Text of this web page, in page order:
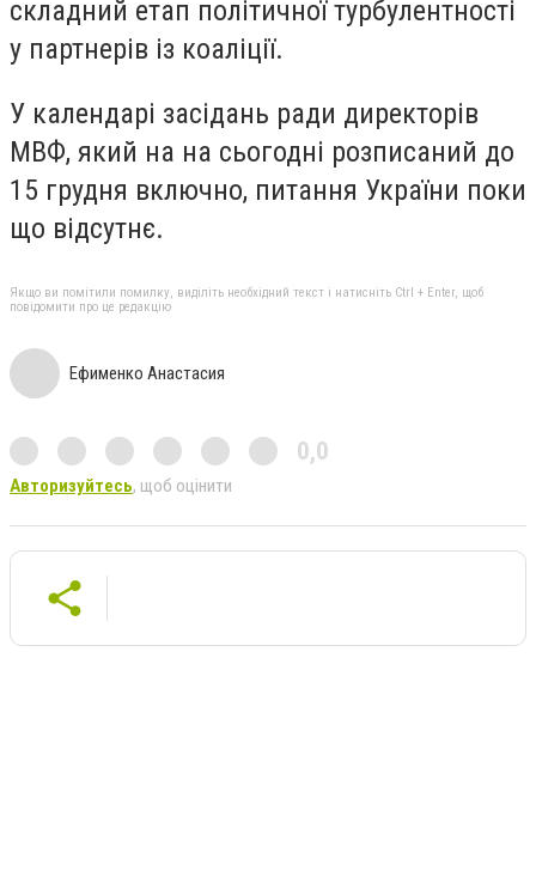
складний етап політичної турбулентності
у партнерів із коаліції.
У календарі засідань ради директорів
МВФ, який на на сьогодні розписаний до
15 грудня включно, питання України поки
що відсутнє.
Якщо ви помітили помилку, виділіть необхідний текст і натисніть Ctrl + Enter, щоб
повідомити про це редакцію
Ефименко Анастасия
0,0
Авторизуйтесь, щоб оцінити